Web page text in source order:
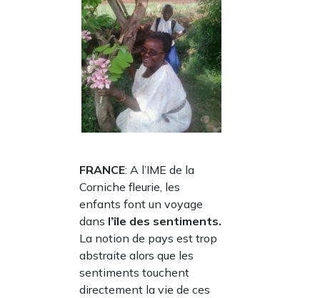
FRANCE: A l’IME de la
Corniche fleurie, les
enfants font un voyage
dans l’île des sentiments.
La notion de pays est trop
abstraite alors que les
sentiments touchent
directement la vie de ces